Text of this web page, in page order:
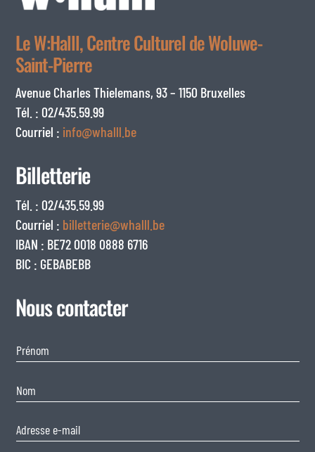
Le W:Halll, Centre Culturel de Woluwe-
Saint-Pierre
Avenue Charles Thielemans, 93 – 1150 Bruxelles
Tél. : 02/435.59.99
Courriel : info@whalll.be
Billetterie
Tél. : 02/435.59.99
Courriel : billetterie@whalll.be
IBAN : BE72 0018 0888 6716
BIC : GEBABEBB
Nous contacter